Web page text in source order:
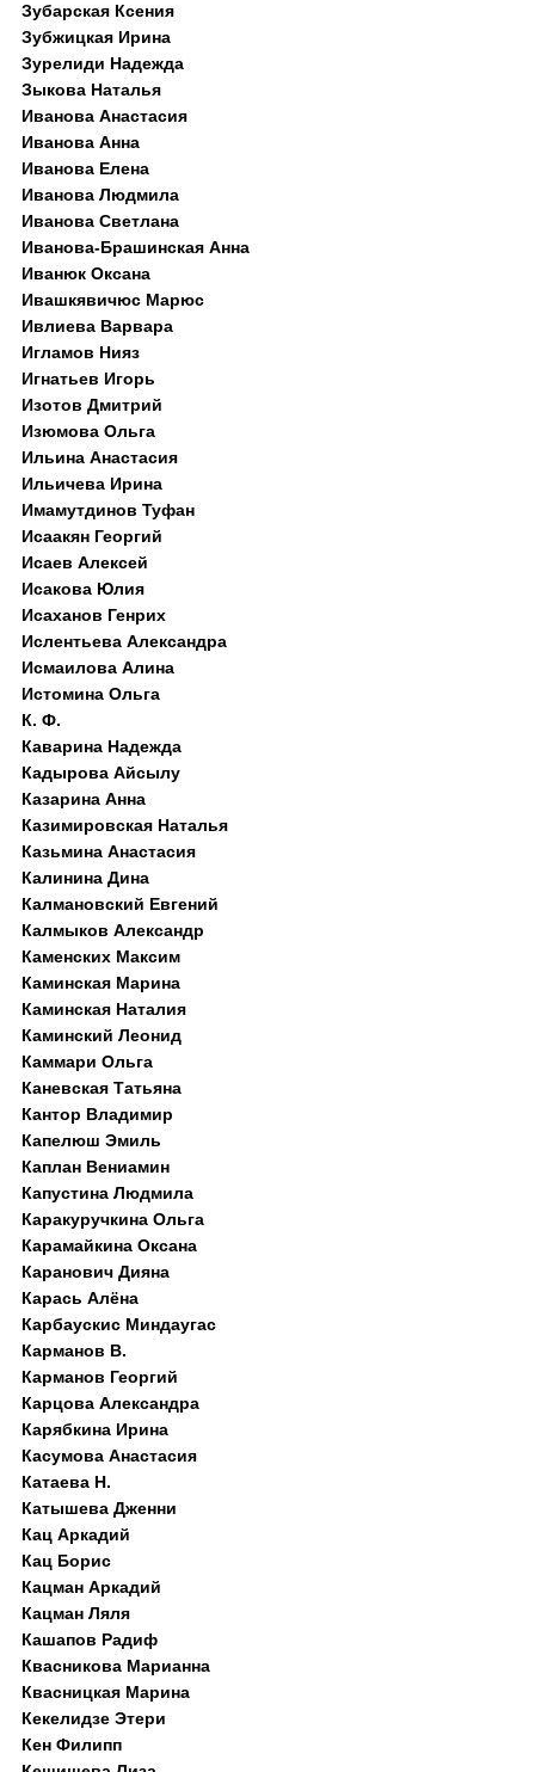
Зубарская Ксения
Зубжицкая Ирина
Зурелиди Надежда
Зыкова Наталья
Иванова Анастасия
Иванова Анна
Иванова Елена
Иванова Людмила
Иванова Светлана
Иванова-Брашинская Анна
Иванюк Оксана
Ивашкявичюс Марюс
Ивлиева Варвара
Игламов Нияз
Игнатьев Игорь
Изотов Дмитрий
Изюмова Ольга
Ильина Анастасия
Ильичева Ирина
Имамутдинов Туфан
Исаакян Георгий
Исаев Алексей
Исакова Юлия
Исаханов Генрих
Ислентьева Александра
Исмаилова Алина
Истомина Ольга
К. Ф.
Каварина Надежда
Кадырова Айсылу
Казарина Анна
Казимировская Наталья
Казьмина Анастасия
Калинина Дина
Калмановский Евгений
Калмыков Александр
Каменских Максим
Каминская Марина
Каминская Наталия
Каминский Леонид
Каммари Ольга
Каневская Татьяна
Кантор Владимир
Капелюш Эмиль
Каплан Вениамин
Капустина Людмила
Каракуручкина Ольга
Карамайкина Оксана
Каранович Дияна
Карась Алёна
Карбаускис Миндаугас
Карманов В.
Карманов Георгий
Карцова Александра
Карябкина Ирина
Касумова Анастасия
Катаева Н.
Катышева Дженни
Кац Аркадий
Кац Борис
Кацман Аркадий
Кацман Ляля
Кашапов Радиф
Квасникова Марианна
Квасницкая Марина
Кекелидзе Этери
Кен Филипп